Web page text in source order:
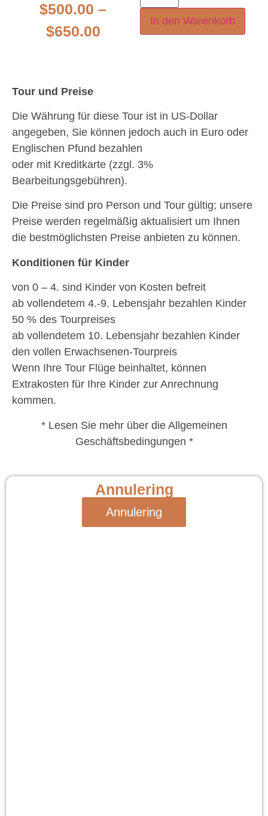
$500.00 –
$650.00
In den Warenkorb
Tour und Preise
Die Währung für diese Tour ist in US-Dollar
angegeben, Sie können jedoch auch in Euro oder
Englischen Pfund bezahlen
oder mit Kreditkarte (zzgl. 3%
Bearbeitungsgebühren).
Die Preise sind pro Person und Tour gültig; unsere
Preise werden regelmäßig aktualisiert um Ihnen
die bestmöglichsten Preise anbieten zu können.
Konditionen für Kinder
von 0 – 4. sind Kinder von Kosten befreit
ab vollendetem 4.-9. Lebensjahr bezahlen Kinder
50 % des Tourpreises
ab vollendetem 10. Lebensjahr bezahlen Kinder
den vollen Erwachsenen-Tourpreis
Wenn Ihre Tour Flüge beinhaltet, können
Extrakosten für Ihre Kinder zur Anrechnung
kommen.
* Lesen Sie mehr über die Allgemeinen
Geschäftsbedingungen *
Annulering
Annulering